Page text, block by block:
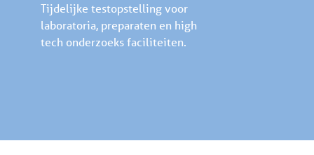
Tijdelijke testopstelling voor
laboratoria, preparaten en high
tech onderzoeks faciliteiten.